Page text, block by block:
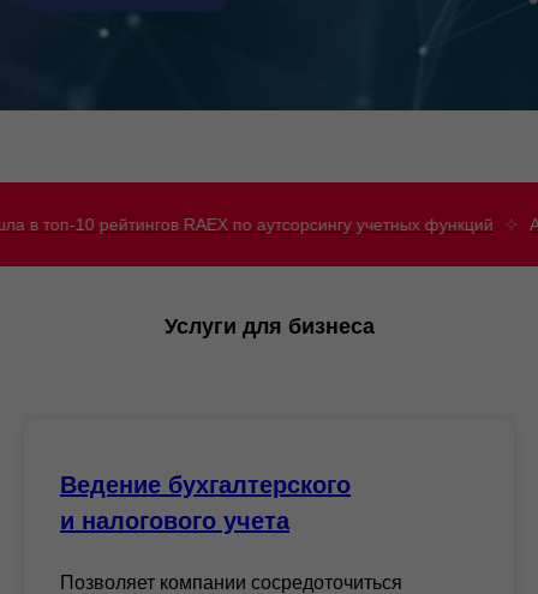
RAEX по аутсорсингу учетных функций Acsour вошла в
Услуги для бизнеса
Ведение бухгалтерского
и налогового учета
Позволяет компании сосредоточиться